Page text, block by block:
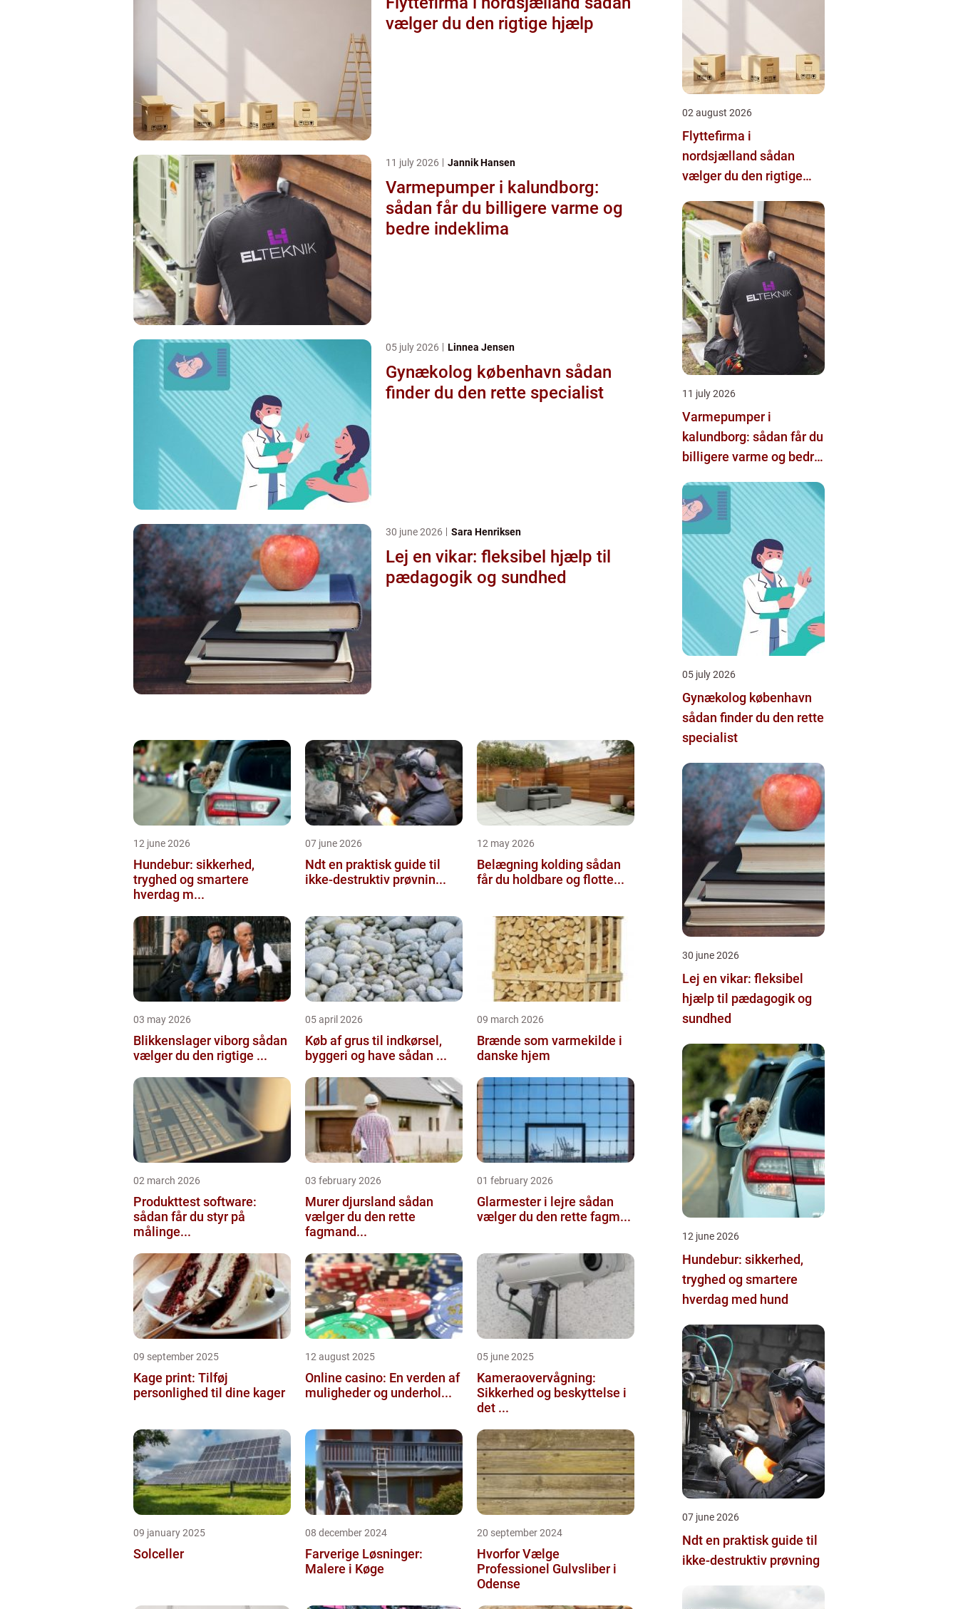
vælger du den rigtige hjælp
11 july 2026 Jannik Hansen
Varmepumper i kalundborg:
sådan får du billigere varme og
bedre indeklima
05 july 2026 Linnea Jensen
Gynækolog københavn sådan
finder du den rette specialist
30 june 2026 Sara Henriksen
Lej en vikar: fleksibel hjælp til
pædagogik og sundhed
12 june 2026
Hundebur: sikkerhed,
tryghed og smartere
hverdag m...
07 june 2026
Ndt en praktisk guide til
ikke-destruktiv prøvnin...
12 may 2026
Belægning kolding sådan
får du holdbare og flotte...
03 may 2026
Blikkenslager viborg sådan
vælger du den rigtige ...
05 april 2026
Køb af grus til indkørsel,
byggeri og have sådan ...
09 march 2026
Brænde som varmekilde i
danske hjem
02 march 2026
Produkttest software:
sådan får du styr på
målinge...
03 february 2026
Murer djursland sådan
vælger du den rette
fagmand...
01 february 2026
Glarmester i lejre sådan
vælger du den rette fagm...
09 september 2025
Kage print: Tilføj
personlighed til dine kager
12 august 2025
Online casino: En verden af
muligheder og underhol...
05 june 2025
Kameraovervågning:
Sikkerhed og beskyttelse i
det ...
09 january 2025
Solceller
08 december 2024
Farverige Løsninger:
Malere i Køge
20 september 2024
Hvorfor Vælge
Professionel Gulvsliber i
Odense
02 august 2026
Flyttefirma i
nordsjælland sådan
vælger du den rigtige
11 july 2026
Varmepumper i
kalundborg: sådan får du
billigere varme og bedre
05 july 2026
Gynækolog københavn
sådan finder du den rette
specialist
30 june 2026
Lej en vikar: fleksibel
hjælp til pædagogik og
sundhed
12 june 2026
Hundebur: sikkerhed,
tryghed og smartere
hverdag med hund
07 june 2026
Ndt en praktisk guide til
ikke-destruktiv prøvning